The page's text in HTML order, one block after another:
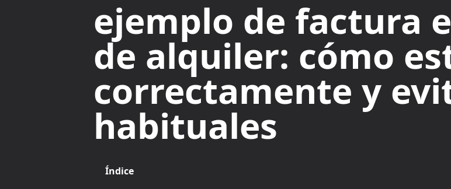
ejemplo de factura
de alquiler: cómo
correctamente y
habituales
Índice